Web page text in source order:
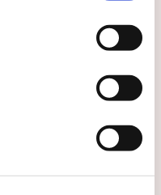
annans
av det faktum att
som har